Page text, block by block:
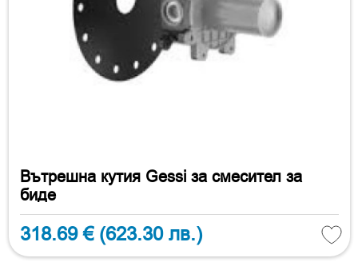
Вътрешна кутия Gessi за смесител за
биде
318.69 € (623.30 лв.)